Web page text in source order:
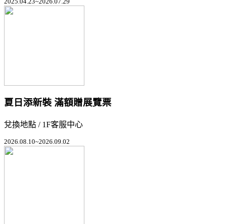
夏日添新裝 滿額贈展覽票
兌換地點 / 1F客服中心
2026.08.10~2026.09.02